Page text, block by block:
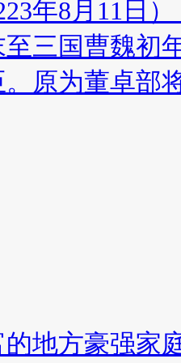
年8月11日
三国曹魏初
原为董卓部
地方豪强家